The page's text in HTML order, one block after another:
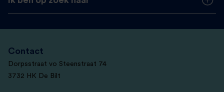
Contact
Dorpsstraat vo Steenstraat 74
3732 HK De Bilt